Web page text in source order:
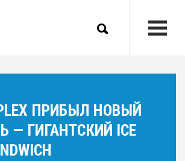
ПРИБЫЛ НОВЫЙ
— ГИГАНТСКИЙ ICE